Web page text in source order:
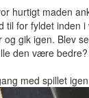
hurtigt maden
til for fyldet inden
gik igen. Blev
den være bedre?
med spillet